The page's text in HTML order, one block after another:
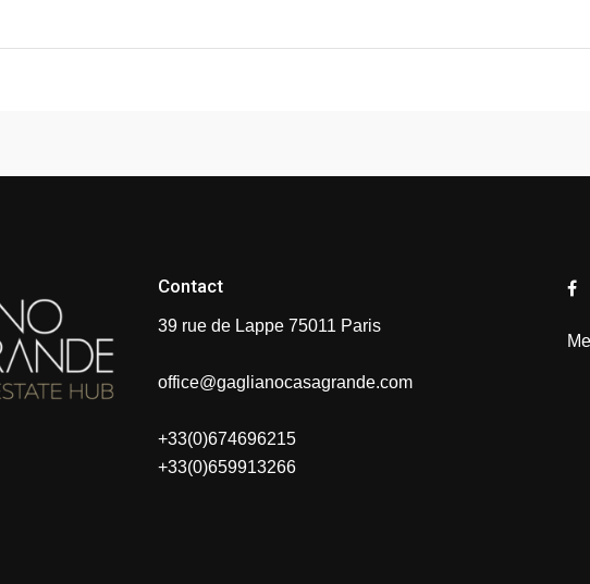
Contact
39 rue de Lappe 75011 Paris
office@gaglianocasagrande.com
+33(0)674696215
+33(0)659913266